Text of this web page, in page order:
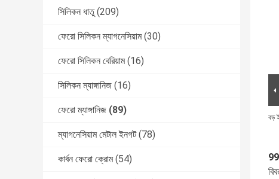
সিলিকন ধাতু (209)
ফেরো সিলিকন ম্যাগনেসিয়াম (30)
ফেরো সিলিকন বেরিয়াম (16)
সিলিকন ম্যাঙ্গানিজ (16)
ফেরো ম্যাঙ্গানিজ (89)
ম্যাগনেসিয়াম মেটাল ইনগট (78)
কার্বন ফেরো ক্রোম (54)
বড়